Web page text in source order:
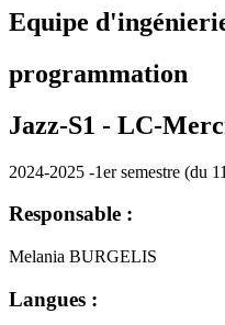
Equipe
programmation
Jazz-S1 - LC-
2024-2025 -1er semestre (du
Responsable :
Melania BURGELIS
Langues :